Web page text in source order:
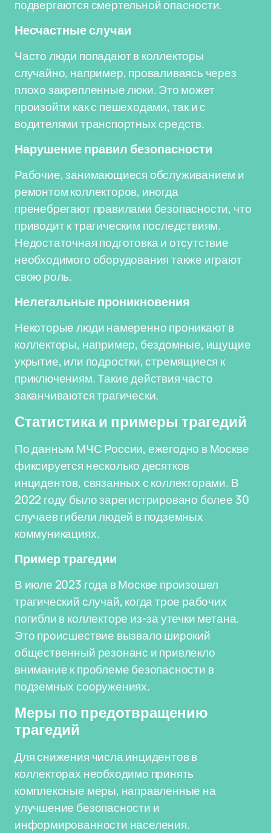
подвергаются смертельной опасности.
Несчастные случаи
Часто люди попадают в коллекторы
случайно, например, проваливаясь через
плохо закрепленные люки. Это может
произойти как с пешеходами, так и с
водителями транспортных средств.
Нарушение правил безопасности
Рабочие, занимающиеся обслуживанием и
ремонтом коллекторов, иногда
пренебрегают правилами безопасности, что
приводит к трагическим последствиям.
Недостаточная подготовка и отсутствие
необходимого оборудования также играют
свою роль.
Нелегальные проникновения
Некоторые люди намеренно проникают в
коллекторы, например, бездомные, ищущие
укрытие, или подростки, стремящиеся к
приключениям. Такие действия часто
заканчиваются трагически.
Статистика и примеры трагедий
По данным МЧС России, ежегодно в Москве
фиксируется несколько десятков
инцидентов, связанных с коллекторами. В
2022 году было зарегистрировано более 30
случаев гибели людей в подземных
коммуникациях.
Пример трагедии
В июле 2023 года в Москве произошел
трагический случай, когда трое рабочих
погибли в коллекторе из-за утечки метана.
Это происшествие вызвало широкий
общественный резонанс и привлекло
внимание к проблеме безопасности в
подземных сооружениях.
Меры по предотвращению
трагедий
Для снижения числа инцидентов в
коллекторах необходимо принять
комплексные меры, направленные на
улучшение безопасности и
информированности населения.